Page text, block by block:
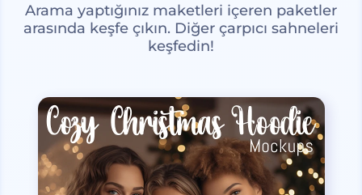
Arama yaptığınız maketleri içeren paketler
arasında keşfe çıkın. Diğer çarpıcı sahneleri
keşfedin!